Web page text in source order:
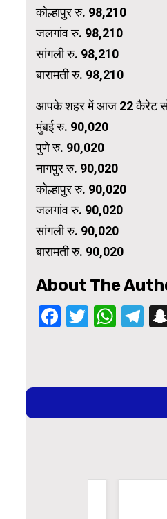
कोल्हापुर रु. 98,210
जलगांव रु. 98,210
सांगली रु. 98,210
बारामती रु. 98,210
आपके शहर में आज 22 कैरेट
मुंबई रु. 90,020
पुणे रु. 90,020
नागपुर रु. 90,020
कोल्हापुर रु. 90,020
जलगांव रु. 90,020
सांगली रु. 90,020
बारामती रु. 90,020
About The
Facebook
Twitter
Reading